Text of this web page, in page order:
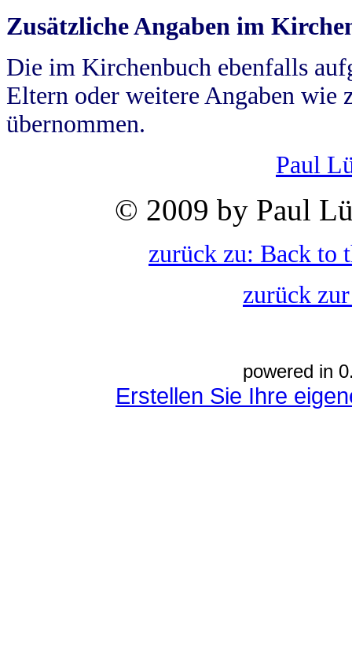
Zusätzliche Angaben im
Die im Kirchenbuch ebenfalls
Eltern oder weitere Angaben wie
übernommen.
Paul
© 2009 by Paul
zurück zu: Back to
zurück
powered in
Erstellen Sie Ihre